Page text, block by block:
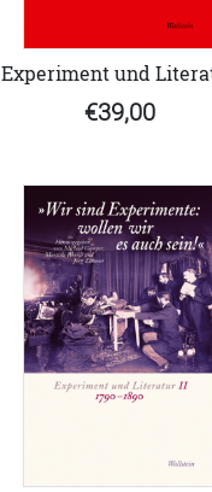
Experiment und
€39,00